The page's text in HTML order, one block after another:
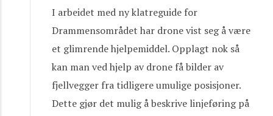
I arbeidet med ny klatreguide for
Drammensområdet har drone vist seg å være
et glimrende hjelpemiddel. Opplagt nok så
kan man ved hjelp av drone få bilder av
fjellvegger fra tidligere umulige posisjoner.
Dette gjør det mulig å beskrive linjeføring på